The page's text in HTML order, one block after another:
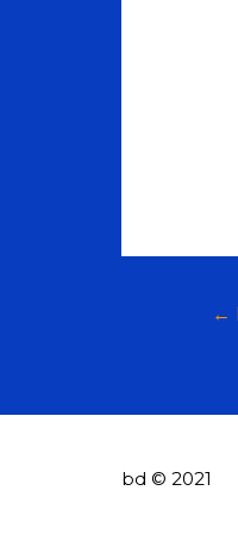
←
bd © 2021